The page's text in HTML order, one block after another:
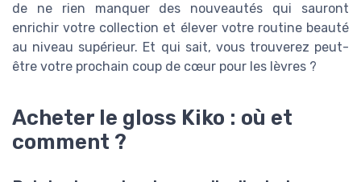
de ne rien manquer des nouveautés qui sauront
enrichir votre collection et élever votre routine beauté
au niveau supérieur. Et qui sait, vous trouverez peut-
être votre prochain coup de cœur pour les lèvres ?
Acheter le gloss Kiko : où et
comment ?